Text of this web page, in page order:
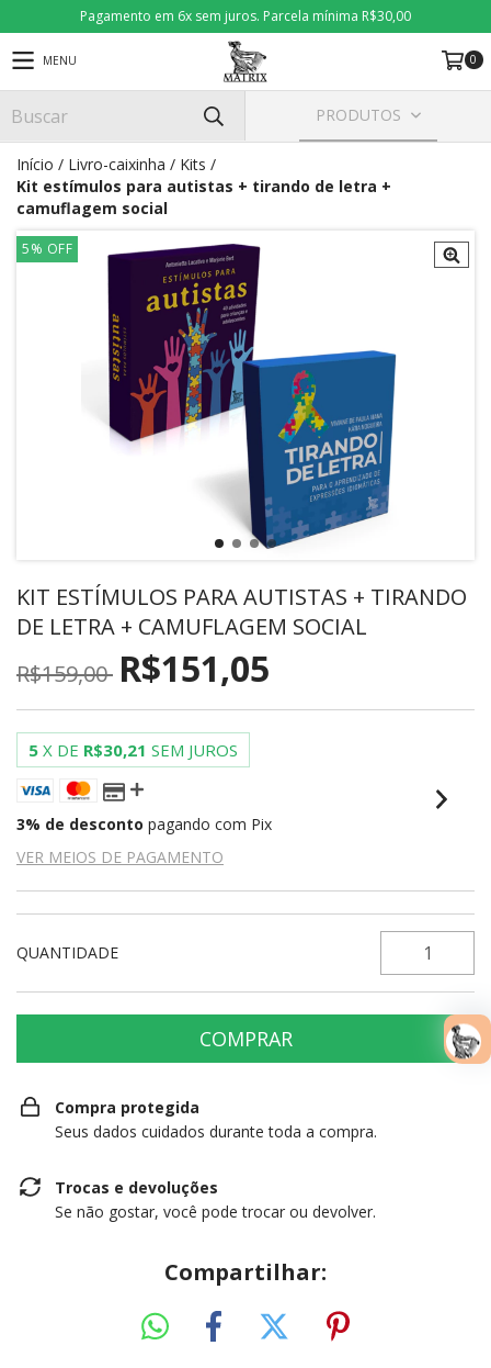
Pagamento em 6x sem juros. Parcela mínima R$30,00
MENU 0
PRODUTOS
Início / Livro-caixinha / Kits /
Kit estímulos para autistas + tirando de letra +
camuflagem social
5% OFF
KIT ESTÍMULOS PARA AUTISTAS + TIRANDO
DE LETRA + CAMUFLAGEM SOCIAL
R$159,00 R$151,05
5 X DE R$30,21 SEM JUROS
3% de desconto pagando com Pix
VER MEIOS DE PAGAMENTO
QUANTIDADE
Compra protegida
Seus dados cuidados durante toda a compra.
Trocas e devoluções
Se não gostar, você pode trocar ou devolver.
Compartilhar: